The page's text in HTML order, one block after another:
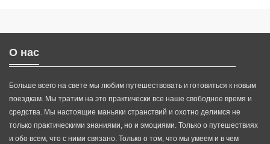
О нас
Больше всего на свете мы любим путешествовать и готовиться к новым
поездкам. Мы тратим на это практически все наше свободное время и
средства. Мы настоящие маньяки странствий и охотно делимся не
только практическими знаниями, но и эмоциями. Только о путешествиях
и обо всем, что с ними связано. Только о том, что мы умеем и в чем